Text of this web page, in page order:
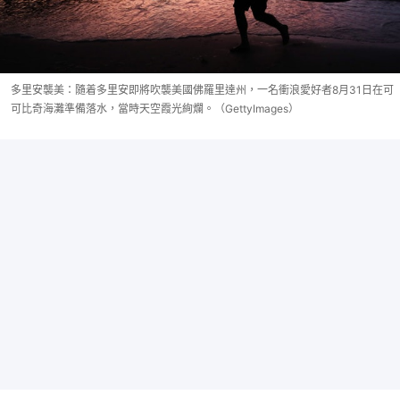
多里安襲美：隨着多里安即將吹襲美國佛羅里達州，一名衝浪愛好者8月31日在可
可比奇海灘準備落水，當時天空霞光絢爛。（GettyImages）